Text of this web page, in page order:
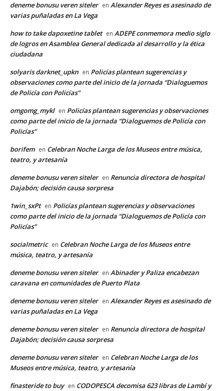
deneme bonusu veren siteler en Alexander Reyes es asesinado de
varias puñaladas en La Vega
how to take dapoxetine tablet en ADEPE conmemora medio siglo
de logros en Asamblea General dedicada al desarrollo y la ética
ciudadana
solyaris darknet_upkn en Policías plantean sugerencias y
observaciones como parte del inicio de la jornada “Dialoguemos
de Policía con Policías”
omgomg_mykl en Policías plantean sugerencias y observaciones
como parte del inicio de la jornada “Dialoguemos de Policía con
Policías”
borifem en Celebran Noche Larga de los Museos entre música,
teatro, y artesanía
deneme bonusu veren siteler en Renuncia directora de hospital
Dajabón; decisión causa sorpresa
1win_sxPt en Policías plantean sugerencias y observaciones
como parte del inicio de la jornada “Dialoguemos de Policía con
Policías”
socialmetric en Celebran Noche Larga de los Museos entre
música, teatro, y artesanía
deneme bonusu veren siteler en Abinader y Paliza encabezan
caravana en comunidades de Puerto Plata
deneme bonusu veren siteler en Alexander Reyes es asesinado de
varias puñaladas en La Vega
deneme bonusu veren siteler en Renuncia directora de hospital
Dajabón; decisión causa sorpresa
deneme bonusu veren siteler en Celebran Noche Larga de los
Museos entre música, teatro, y artesanía
finasteride to buy en CODOPESCA decomisa 623 libras de Lambí y